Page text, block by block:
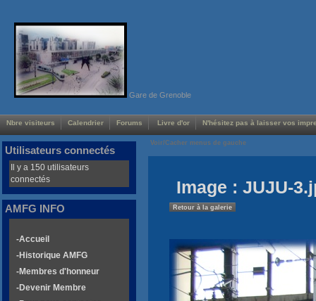
Gare de Grenoble
Nbre visiteurs Calendrier Forums Livre d'or N'hésitez pas à laisser vos
Voir/Cacher menus de gauche
Image : JUJU-
Retour à la galerie
Utilisateurs connectés
Il y a 150 utilisateurs
connectés
AMFG INFO
-Accueil
-Historique AMFG
-Membres d'honneur
-Devenir Membre